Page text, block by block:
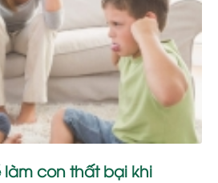
con thất bại khi